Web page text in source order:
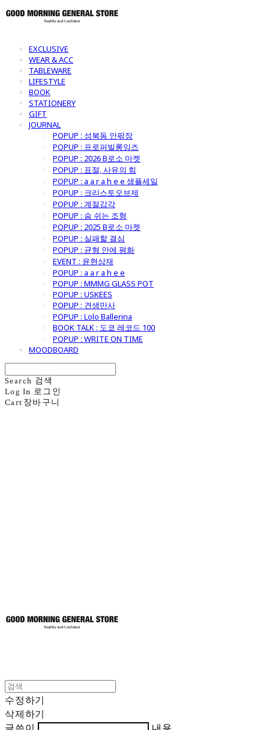
EXCLUSIVE
WEAR & ACC
TABLEWARE
LIFESTYLE
BOOK
STATIONERY
GIFT
JOURNAL
POPUP : 성북동 안팎장
POPUP : 프로퍼빌롱잉즈
POPUP : 2026 B로소 마켓
POPUP : 표절, 사유의 힘
POPUP : a a r a h e e 샘플세일
POPUP : 크리스토오브제
POPUP : 계절감각
POPUP : 숨 쉬는 조형
POPUP : 2025 B로소 마켓
POPUP : 실패할 결심
POPUP : 균형 안에 평화
EVENT : 윤현상재
POPUP : a a r a h e e
POPUP : MMMG GLASS POT
POPUP : USKEES
POPUP : 견생만사
POPUP : Lolo Ballerina
BOOK TALK : 도쿄 레코드 100
POPUP : WRITE ON TIME
MOODBOARD
Search 검색
Log In 로그인
Cart 장바구니
수정하기
삭제하기